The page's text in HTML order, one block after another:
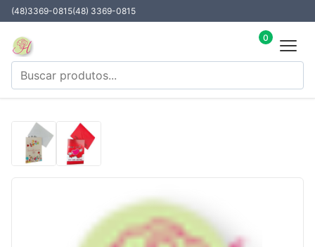
(48)3369-0815(48) 3369-0815
0